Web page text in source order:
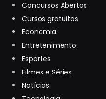
Concursos Abertos
Cursos gratuitos
Economia
Entretenimento
Esportes
Filmes e Séries
Notícias